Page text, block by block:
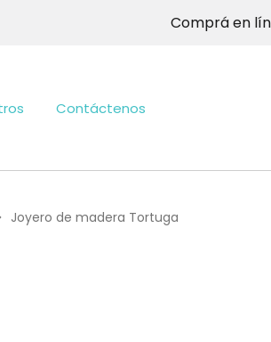
Comprá en
Contáctenos
Joyero de madera Tortuga